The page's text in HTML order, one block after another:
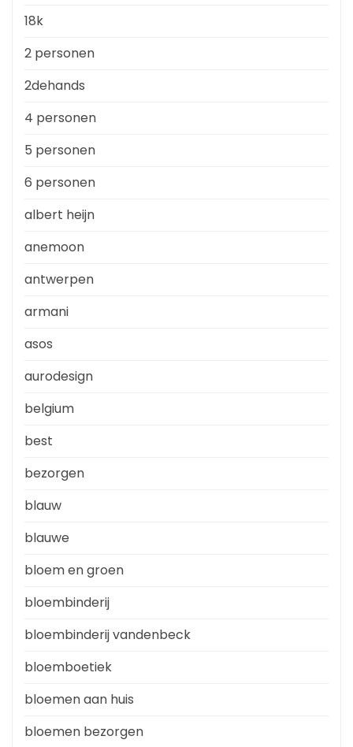
18k
2 personen
2dehands
4 personen
5 personen
6 personen
albert heijn
anemoon
antwerpen
armani
asos
aurodesign
belgium
best
bezorgen
blauw
blauwe
bloem en groen
bloembinderij
bloembinderij vandenbeck
bloemboetiek
bloemen aan huis
bloemen bezorgen